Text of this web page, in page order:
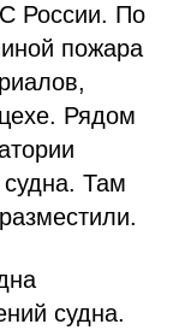
России. По
пожара
Рядом
судна. Там
судна.